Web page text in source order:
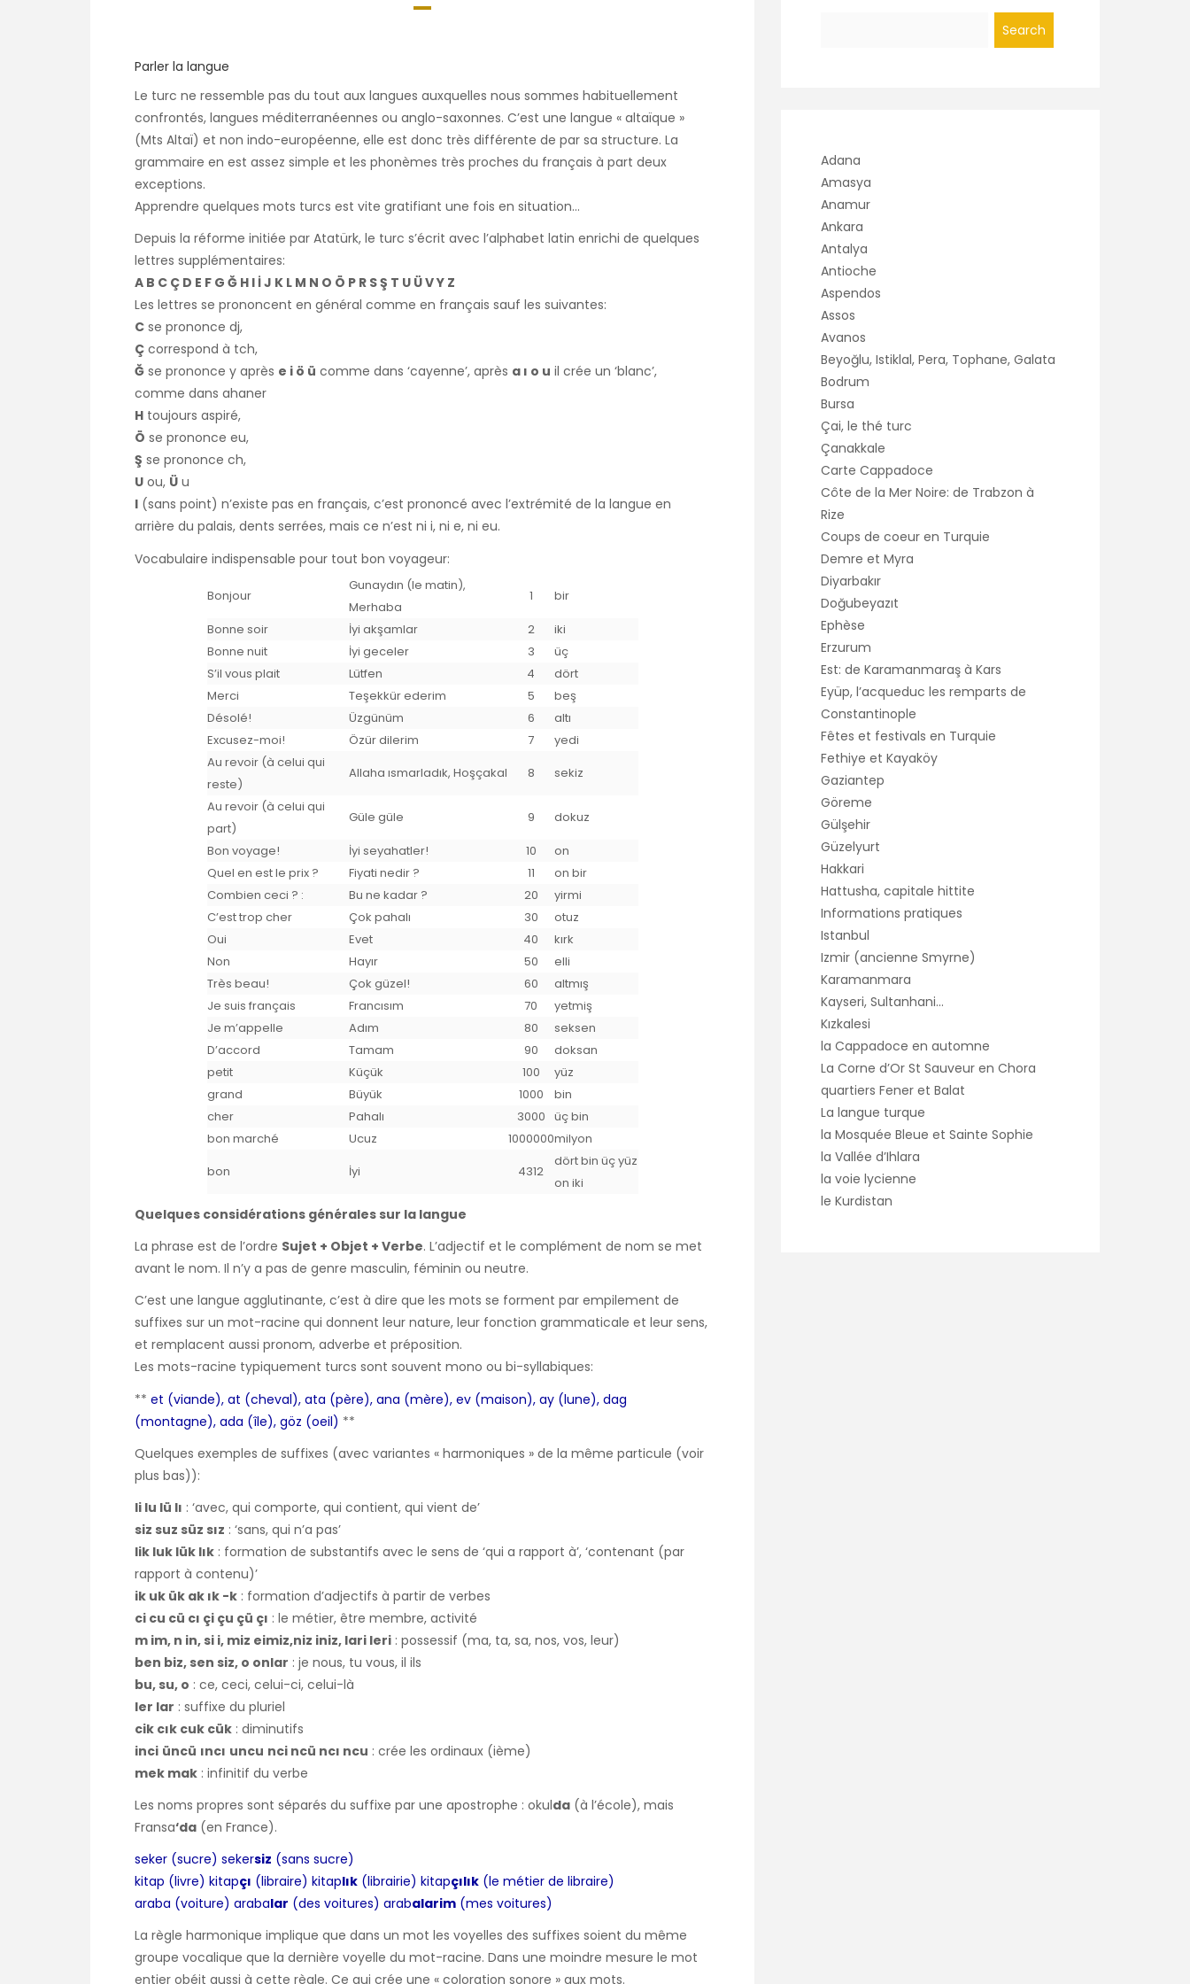
Parler la langue
Le turc ne ressemble pas du tout aux langues auxquelles nous sommes habituellement
confrontés, langues méditerranéennes ou anglo-saxonnes. C’est une langue « altaïque »
(Mts Altaï) et non indo-européenne, elle est donc très différente de par sa structure. La
grammaire en est assez simple et les phonèmes très proches du français à part deux
exceptions.
Apprendre quelques mots turcs est vite gratifiant une fois en situation…
Depuis la réforme initiée par Atatürk, le turc s’écrit avec l’alphabet latin enrichi de quelques
lettres supplémentaires:
A B C Ç D E F G Ğ H I İ J K L M N O Ö P R S Ş T U Ü V Y Z
Les lettres se prononcent en général comme en français sauf les suivantes:
C se prononce dj,
Ç correspond à tch,
Ğ se prononce y après e i ö ü comme dans ‘cayenne’, après a ı o u il crée un ‘blanc’,
comme dans ahaner
H toujours aspiré,
Ö se prononce eu,
Ş se prononce ch,
U ou, Ü u
I (sans point) n’existe pas en français, c’est prononcé avec l’extrémité de la langue en
arrière du palais, dents serrées, mais ce n’est ni i, ni e, ni eu.
Vocabulaire indispensable pour tout bon voyageur:
Bonjour
Gunaydın (le matin),
Merhaba
1
bir
Bonne soir
İyi akşamlar 2
iki
Bonne nuit
İyi geceler 3
üç
S’il vous plait
Lütfen 4
dört
Merci
Teşekkür ederim 5
beş
Désolé!
Üzgünüm 6
altı
Excusez-moi!
Özür dilerim 7
yedi
Au revoir (à celui qui
reste)
Allaha ısmarladık, Hoşçakal 8
sekiz
Au revoir (à celui qui
part)
Güle güle 9
dokuz
Bon voyage!
İyi seyahatler! 10
on
Quel en est le prix ?
Fiyati nedir ? 11
on bir
Combien ceci ? :
Bu ne kadar ? 20
yirmi
C’est trop cher
Çok pahalı 30
otuz
Oui
Evet 40
kırk
Non
Hayır 50
elli
Très beau!
Çok güzel! 60
altmış
Je suis français
Francısım 70
yetmiş
Je m’appelle
Adım 80
seksen
D’accord
Tamam 90
doksan
petit
Küçük 100
yüz
grand
Büyük 1000
bin
cher
Pahalı 3000 üç bin
bon marché
Ucuz 1000000milyon
bon
İyi 4312
dört bin üç yüz
on iki
Quelques considérations générales sur la langue
La phrase est de l’ordre Sujet + Objet + Verbe. L’adjectif et le complément de nom se met
avant le nom. Il n’y a pas de genre masculin, féminin ou neutre.
C’est une langue agglutinante, c’est à dire que les mots se forment par empilement de
suffixes sur un mot-racine qui donnent leur nature, leur fonction grammaticale et leur sens,
et remplacent aussi pronom, adverbe et préposition.
Les mots-racine typiquement turcs sont souvent mono ou bi-syllabiques:
** et (viande), at (cheval), ata (père), ana (mère), ev (maison), ay (lune), dag
(montagne), ada (île), göz (oeil) **
Quelques exemples de suffixes (avec variantes « harmoniques » de la même particule (voir
plus bas)):
li lu lü lı : ‘avec, qui comporte, qui contient, qui vient de’
siz suz süz sız : ‘sans, qui n’a pas’
lik luk lük lık : formation de substantifs avec le sens de ‘qui a rapport à’, ‘contenant (par
rapport à contenu)’
ik uk ük ak ık -k : formation d’adjectifs à partir de verbes
ci cu cü cı çi çu çü çı : le métier, être membre, activité
m im, n in, si i, miz eimiz,niz iniz, lari leri : possessif (ma, ta, sa, nos, vos, leur)
ben biz, sen siz, o onlar : je nous, tu vous, il ils
bu, su, o : ce, ceci, celui-ci, celui-là
ler lar : suffixe du pluriel
cik cık cuk cük : diminutifs
inci üncü ıncı uncu nci ncü ncı ncu : crée les ordinaux (ième)
mek mak : infinitif du verbe
Les noms propres sont séparés du suffixe par une apostrophe : okulda (à l’école), mais
Fransa‘da (en France).
seker (sucre) sekersiz (sans sucre)
kitap (livre) kitapçı (libraire) kitaplık (librairie) kitapçılık (le métier de libraire)
araba (voiture) arabalar (des voitures) arabalarim (mes voitures)
La règle harmonique implique que dans un mot les voyelles des suffixes soient du même
groupe vocalique que la dernière voyelle du mot-racine. Dans une moindre mesure le mot
entier obéit aussi à cette règle. Ce qui crée une « coloration sonore » aux mots.
Adana
Amasya
Anamur
Ankara
Antalya
Antioche
Aspendos
Assos
Avanos
Beyoğlu, Istiklal, Pera, Tophane, Galata
Bodrum
Bursa
Çai, le thé turc
Çanakkale
Carte Cappadoce
Côte de la Mer Noire: de Trabzon à
Rize
Coups de coeur en Turquie
Demre et Myra
Diyarbakır
Doğubeyazıt
Ephèse
Erzurum
Est: de Karamanmaraş à Kars
Eyüp, l’acqueduc les remparts de
Constantinople
Fêtes et festivals en Turquie
Fethiye et Kayaköy
Gaziantep
Göreme
Gülşehir
Güzelyurt
Hakkari
Hattusha, capitale hittite
Informations pratiques
Istanbul
Izmir (ancienne Smyrne)
Karamanmara
Kayseri, Sultanhani…
Kızkalesi
la Cappadoce en automne
La Corne d’Or St Sauveur en Chora
quartiers Fener et Balat
La langue turque
la Mosquée Bleue et Sainte Sophie
la Vallée d’Ihlara
la voie lycienne
le Kurdistan